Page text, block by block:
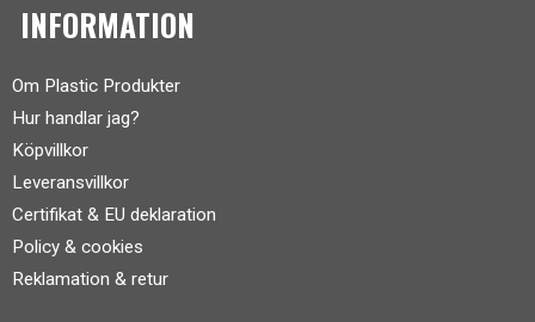
INFORMATION
Om Plastic Produkter
Hur handlar jag?
Köpvillkor
Leveransvillkor
Certifikat & EU deklaration
Policy & cookies
Reklamation & retur